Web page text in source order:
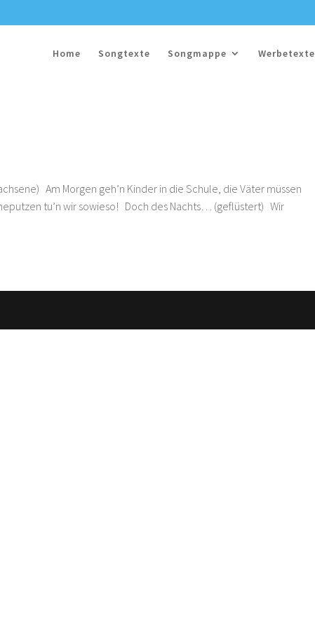
Home Songtexte Songmappe Werbetexte
Am Morgen geh’n Kinder in die Schule, die Väter müssen
tu’n wir sowieso! Doch des Nachts… (geflüstert) Wir